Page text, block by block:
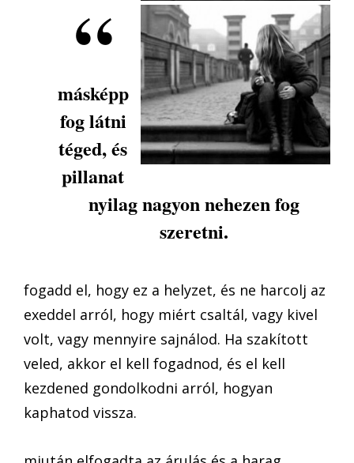
másképp
fog látni
téged, és
pillanat
nyilag nagyon nehezen fog
szeretni.
fogadd el, hogy ez a helyzet, és ne harcolj az
exeddel arról, hogy miért csaltál, vagy kivel
volt, vagy mennyire sajnálod. Ha szakított
veled, akkor el kell fogadnod, és el kell
kezdened gondolkodni arról, hogyan
kaphatod vissza.